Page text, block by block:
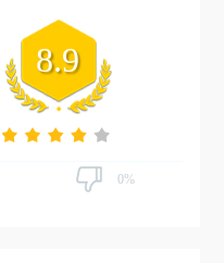
8.9
0%